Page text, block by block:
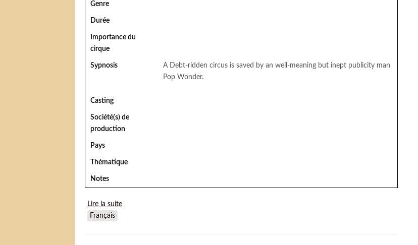
Genre
Durée
Importance du
cirque
Sypnosis
A Debt-ridden circus is saved by an well-meaning but inept publicity man
Pop Wonder.
Casting
Société(s) de
production
Pays
Thématique
Notes
Lire la suite
Français